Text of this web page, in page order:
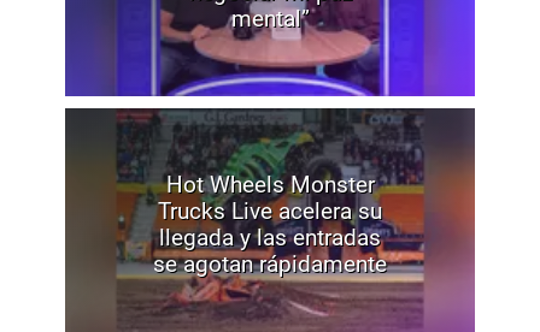
mental”
Hot Wheels Monster
Trucks Live acelera su
llegada y las entradas
se agotan rápidamente